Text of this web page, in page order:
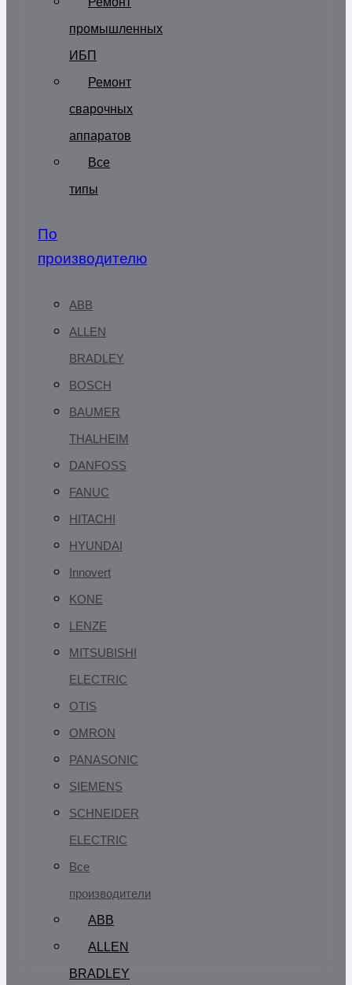
промышленных
ИБП
Ремонт
сварочных
аппаратов
Все
типы
По
производителю
ABB
ALLEN
BRADLEY
BOSCH
BAUMER
THALHEIM
DANFOSS
FANUC
HITACHI
HYUNDAI
Innovert
KONE
LENZE
MITSUBISHI
ELECTRIC
OTIS
OMRON
PANASONIC
SIEMENS
SCHNEIDER
ELECTRIC
Все
производители
ABB
ALLEN
BRADLEY